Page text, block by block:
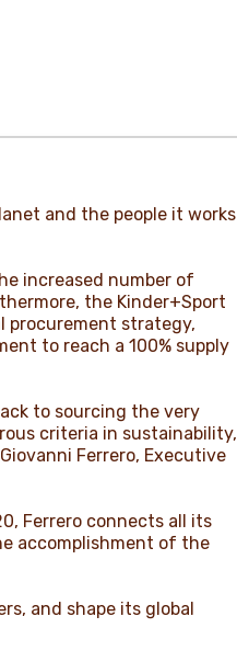
and the people it works
increased number of
the Kinder+Sport
procurement strategy,
to reach a 100% supply
to sourcing the very
criteria in sustainability,
Ferrero, Executive
Ferrero connects all its
accomplishment of the
and shape its global